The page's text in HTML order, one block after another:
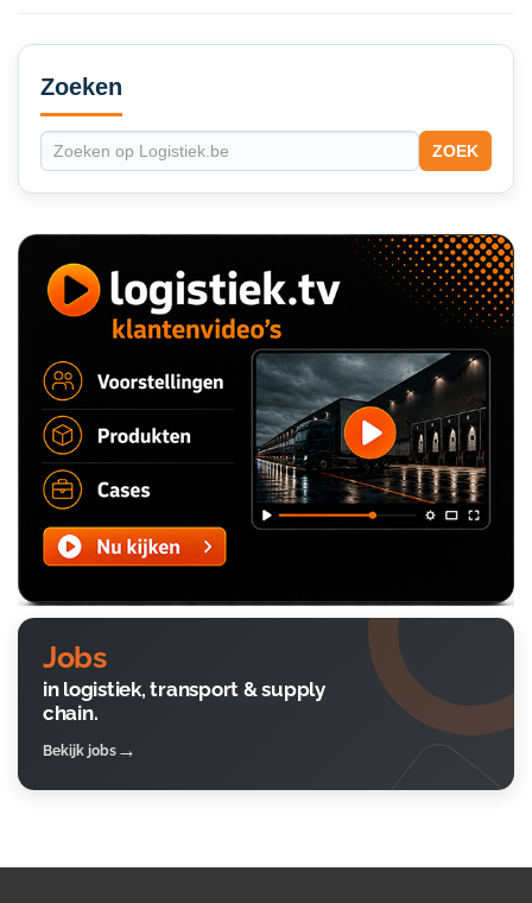
Secondary
Sidebar
Zoeken
ZOEK
Jobs
in logistiek, transport & supply
chain.
Bekijk jobs